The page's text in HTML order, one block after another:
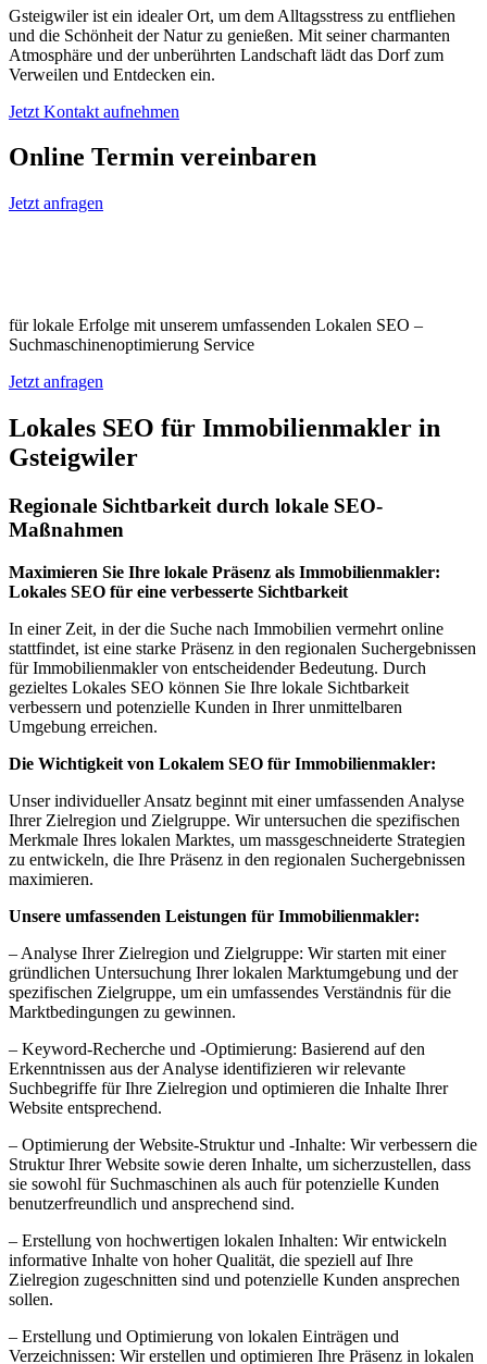
Gsteigwiler ist ein idealer Ort, um dem Alltagsstress zu entfliehen
und die Schönheit der Natur zu genießen. Mit seiner charmanten
Atmosphäre und der unberührten Landschaft lädt das Dorf zum
Verweilen und Entdecken ein.
Jetzt Kontakt aufnehmen
Online Termin vereinbaren
Jetzt anfragen
für lokale Erfolge mit unserem umfassenden Lokalen SEO –
Suchmaschinenoptimierung Service
Jetzt anfragen
Lokales SEO für Immobilienmakler in
Gsteigwiler
Regionale Sichtbarkeit durch lokale SEO-
Maßnahmen
Maximieren Sie Ihre lokale Präsenz als Immobilienmakler:
Lokales SEO für eine verbesserte Sichtbarkeit
In einer Zeit, in der die Suche nach Immobilien vermehrt online
stattfindet, ist eine starke Präsenz in den regionalen Suchergebnissen
für Immobilienmakler von entscheidender Bedeutung. Durch
gezieltes Lokales SEO können Sie Ihre lokale Sichtbarkeit
verbessern und potenzielle Kunden in Ihrer unmittelbaren
Umgebung erreichen.
Die Wichtigkeit von Lokalem SEO für Immobilienmakler:
Unser individueller Ansatz beginnt mit einer umfassenden Analyse
Ihrer Zielregion und Zielgruppe. Wir untersuchen die spezifischen
Merkmale Ihres lokalen Marktes, um massgeschneiderte Strategien
zu entwickeln, die Ihre Präsenz in den regionalen Suchergebnissen
maximieren.
Unsere umfassenden Leistungen für Immobilienmakler:
– Analyse Ihrer Zielregion und Zielgruppe: Wir starten mit einer
gründlichen Untersuchung Ihrer lokalen Marktumgebung und der
spezifischen Zielgruppe, um ein umfassendes Verständnis für die
Marktbedingungen zu gewinnen.
– Keyword-Recherche und -Optimierung: Basierend auf den
Erkenntnissen aus der Analyse identifizieren wir relevante
Suchbegriffe für Ihre Zielregion und optimieren die Inhalte Ihrer
Website entsprechend.
– Optimierung der Website-Struktur und -Inhalte: Wir verbessern die
Struktur Ihrer Website sowie deren Inhalte, um sicherzustellen, dass
sie sowohl für Suchmaschinen als auch für potenzielle Kunden
benutzerfreundlich und ansprechend sind.
– Erstellung von hochwertigen lokalen Inhalten: Wir entwickeln
informative Inhalte von hoher Qualität, die speziell auf Ihre
Zielregion zugeschnitten sind und potenzielle Kunden ansprechen
sollen.
– Erstellung und Optimierung von lokalen Einträgen und
Verzeichnissen: Wir erstellen und optimieren Ihre Präsenz in lokalen